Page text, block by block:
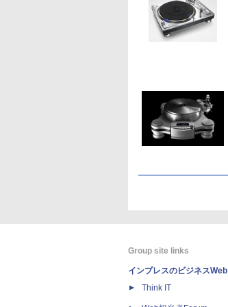
Group site links
インプレスのビジネスWeb
Think IT